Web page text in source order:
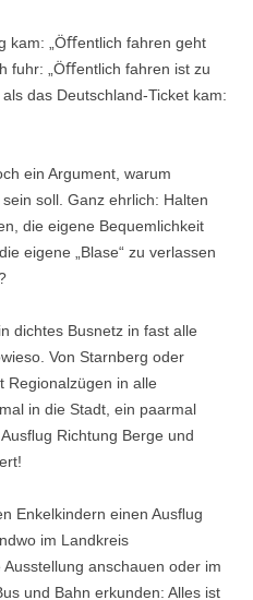
kam: „Öﬀentlich fahren geht
fuhr: „Öﬀentlich fahren ist zu
das Deutschland-Ticket kam:
ein Argument, warum
soll. Ganz ehrlich: Halten
die eigene Bequemlichkeit
eigene „Blase“ zu verlassen
dichtes Busnetz in fast alle
Von Starnberg oder
Regionalzügen in alle
in die Stadt, ein paarmal
Richtung Berge und
Enkelkindern einen Ausﬂug
im Landkreis
anschauen oder im
und Bahn erkunden: Alles ist